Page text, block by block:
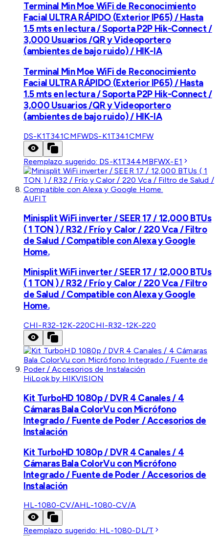
Terminal Min Moe WiFi de Reconocimiento
Facial ULTRA RÁPIDO (Exterior IP65) / Hasta
1.5 mts en lectura / Soporta P2P Hik-Connect /
3,000 Usuarios /QR y Videoportero
(ambientes de bajo ruido) / HIK-IA
Terminal Min Moe WiFi de Reconocimiento
Facial ULTRA RÁPIDO (Exterior IP65) / Hasta
1.5 mts en lectura / Soporta P2P Hik-Connect /
3,000 Usuarios /QR y Videoportero
(ambientes de bajo ruido) / HIK-IA
DS-K1T341CMFWDS-K1T341CMFW
Reemplazo sugerido: DS-K1T344MBFWX-E1
AUFIT
Minisplit WiFi inverter / SEER 17 / 12,000 BTUs
( 1 TON ) / R32 / Frío y Calor / 220 Vca / Filtro
de Salud / Compatible con Alexa y Google
Home.
Minisplit WiFi inverter / SEER 17 / 12,000 BTUs
( 1 TON ) / R32 / Frío y Calor / 220 Vca / Filtro
de Salud / Compatible con Alexa y Google
Home.
CHI-R32-12K-220CHI-R32-12K-220
HiLook by HIKVISION
Kit TurboHD 1080p / DVR 4 Canales / 4
Cámaras Bala ColorVu con Micrófono
Integrado / Fuente de Poder / Accesorios de
Instalación
Kit TurboHD 1080p / DVR 4 Canales / 4
Cámaras Bala ColorVu con Micrófono
Integrado / Fuente de Poder / Accesorios de
Instalación
HL-1080-CV/AHL-1080-CV/A
Reemplazo sugerido: HL-1080-DL/T